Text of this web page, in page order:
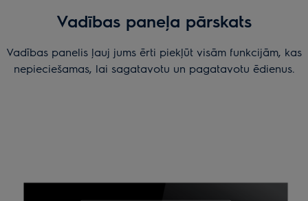
Vadības paneļa pārskats
Vadības panelis ļauj jums ērti piekļūt visām funkcijām, kas
nepieciešamas, lai sagatavotu un pagatavotu ēdienus.